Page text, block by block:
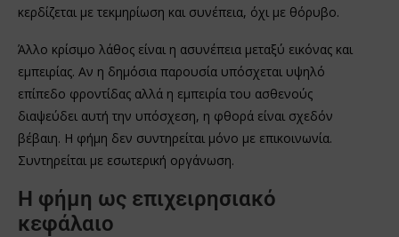
κερδίζεται με τεκμηρίωση και συνέπεια, όχι με θόρυβο.
Άλλο κρίσιμο λάθος είναι η ασυνέπεια μεταξύ εικόνας και
εμπειρίας. Αν η δημόσια παρουσία υπόσχεται υψηλό
επίπεδο φροντίδας αλλά η εμπειρία του ασθενούς
διαψεύδει αυτή την υπόσχεση, η φθορά είναι σχεδόν
βέβαιη. Η φήμη δεν συντηρείται μόνο με επικοινωνία.
Συντηρείται με εσωτερική οργάνωση.
Η φήμη ως επιχειρησιακό
κεφάλαιο